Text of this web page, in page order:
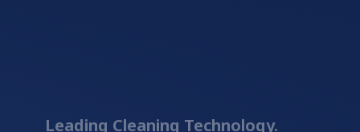
Leading Cleaning Technology.